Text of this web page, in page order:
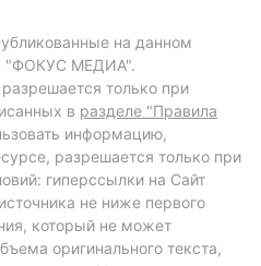
на данном
"ФОКУС МЕДИА".
только при
в разделе "Правила
информацию,
разрешается только при
гиперссылки на Сайт
не ниже первого
который не может
оригинального текста,